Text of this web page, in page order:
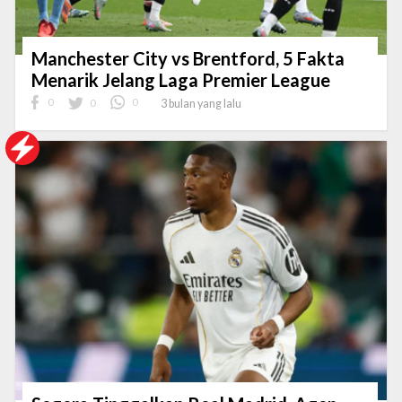
Manchester City vs Brentford, 5 Fakta
Menarik Jelang Laga Premier League
0 0 0 3 bulan yang lalu